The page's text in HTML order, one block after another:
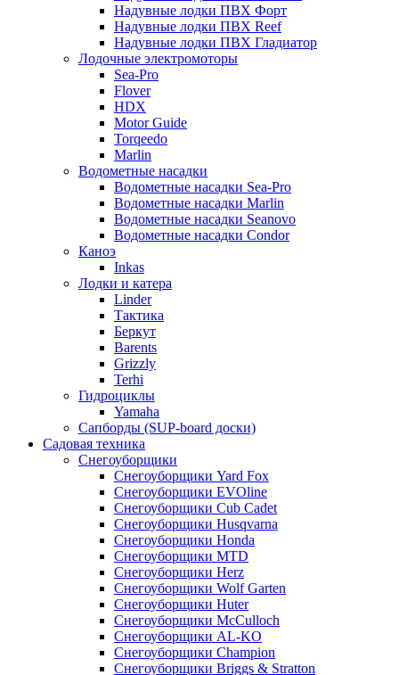
Надувные лодки ПВХ Форт
Надувные лодки ПВХ Reef
Надувные лодки ПВХ Гладиатор
Лодочные электромоторы
Sea-Pro
Flover
HDX
Motor Guide
Torqeedo
Marlin
Водометные насадки
Водометные насадки Sea-Pro
Водометные насадки Marlin
Водометные насадки Seanovo
Водометные насадки Condor
Каноэ
Inkas
Лодки и катера
Linder
Тактика
Беркут
Barents
Grizzly
Terhi
Гидроциклы
Yamaha
Сапборды (SUP-board доски)
Садовая техника
Снегоуборщики
Снегоуборщики Yard Fox
Снегоуборщики EVOline
Снегоуборщики Cub Cadet
Снегоуборщики Husqvarna
Снегоуборщики Honda
Снегоуборщики MTD
Снегоуборщики Herz
Снегоуборщики Wolf Garten
Снегоуборщики Huter
Снегоуборщики McCulloch
Снегоуборщики AL-KO
Снегоуборщики Champion
Снегоуборщики Briggs & Stratton